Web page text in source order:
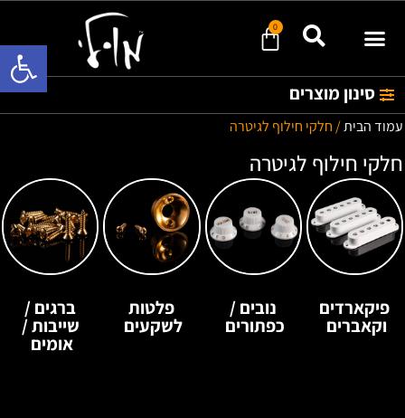
פתח
0
סינון מוצרים
עמוד הבית/ חלקי חילוף לגיטרה
חלקי חילוף לגיטרה
פיקארדים
וקאברים
נובים /
כפתורים
פלטות
לשקעים
ברגים /
שייבות /
אומים